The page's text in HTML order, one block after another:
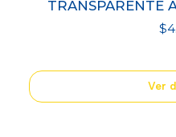
TRANSPARENTE
Ver